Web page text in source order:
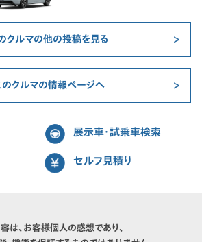
クルマの他の投稿を見る
のクルマの情報ページへ
展示車・試乗車検索
セルフ見積り
は、お客様個人の感想であり、